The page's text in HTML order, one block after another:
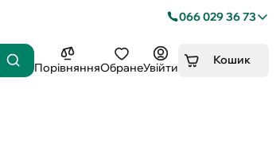
066 029 36 73
ПорівнянняОбранеУвійти
Кошик